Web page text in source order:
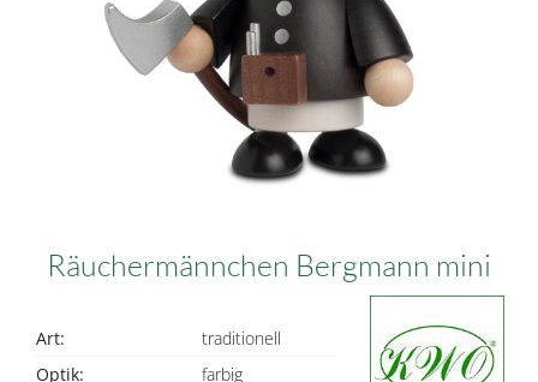
Räuchermännchen Bergmann mini
Art:
traditionell
Optik:
farbig